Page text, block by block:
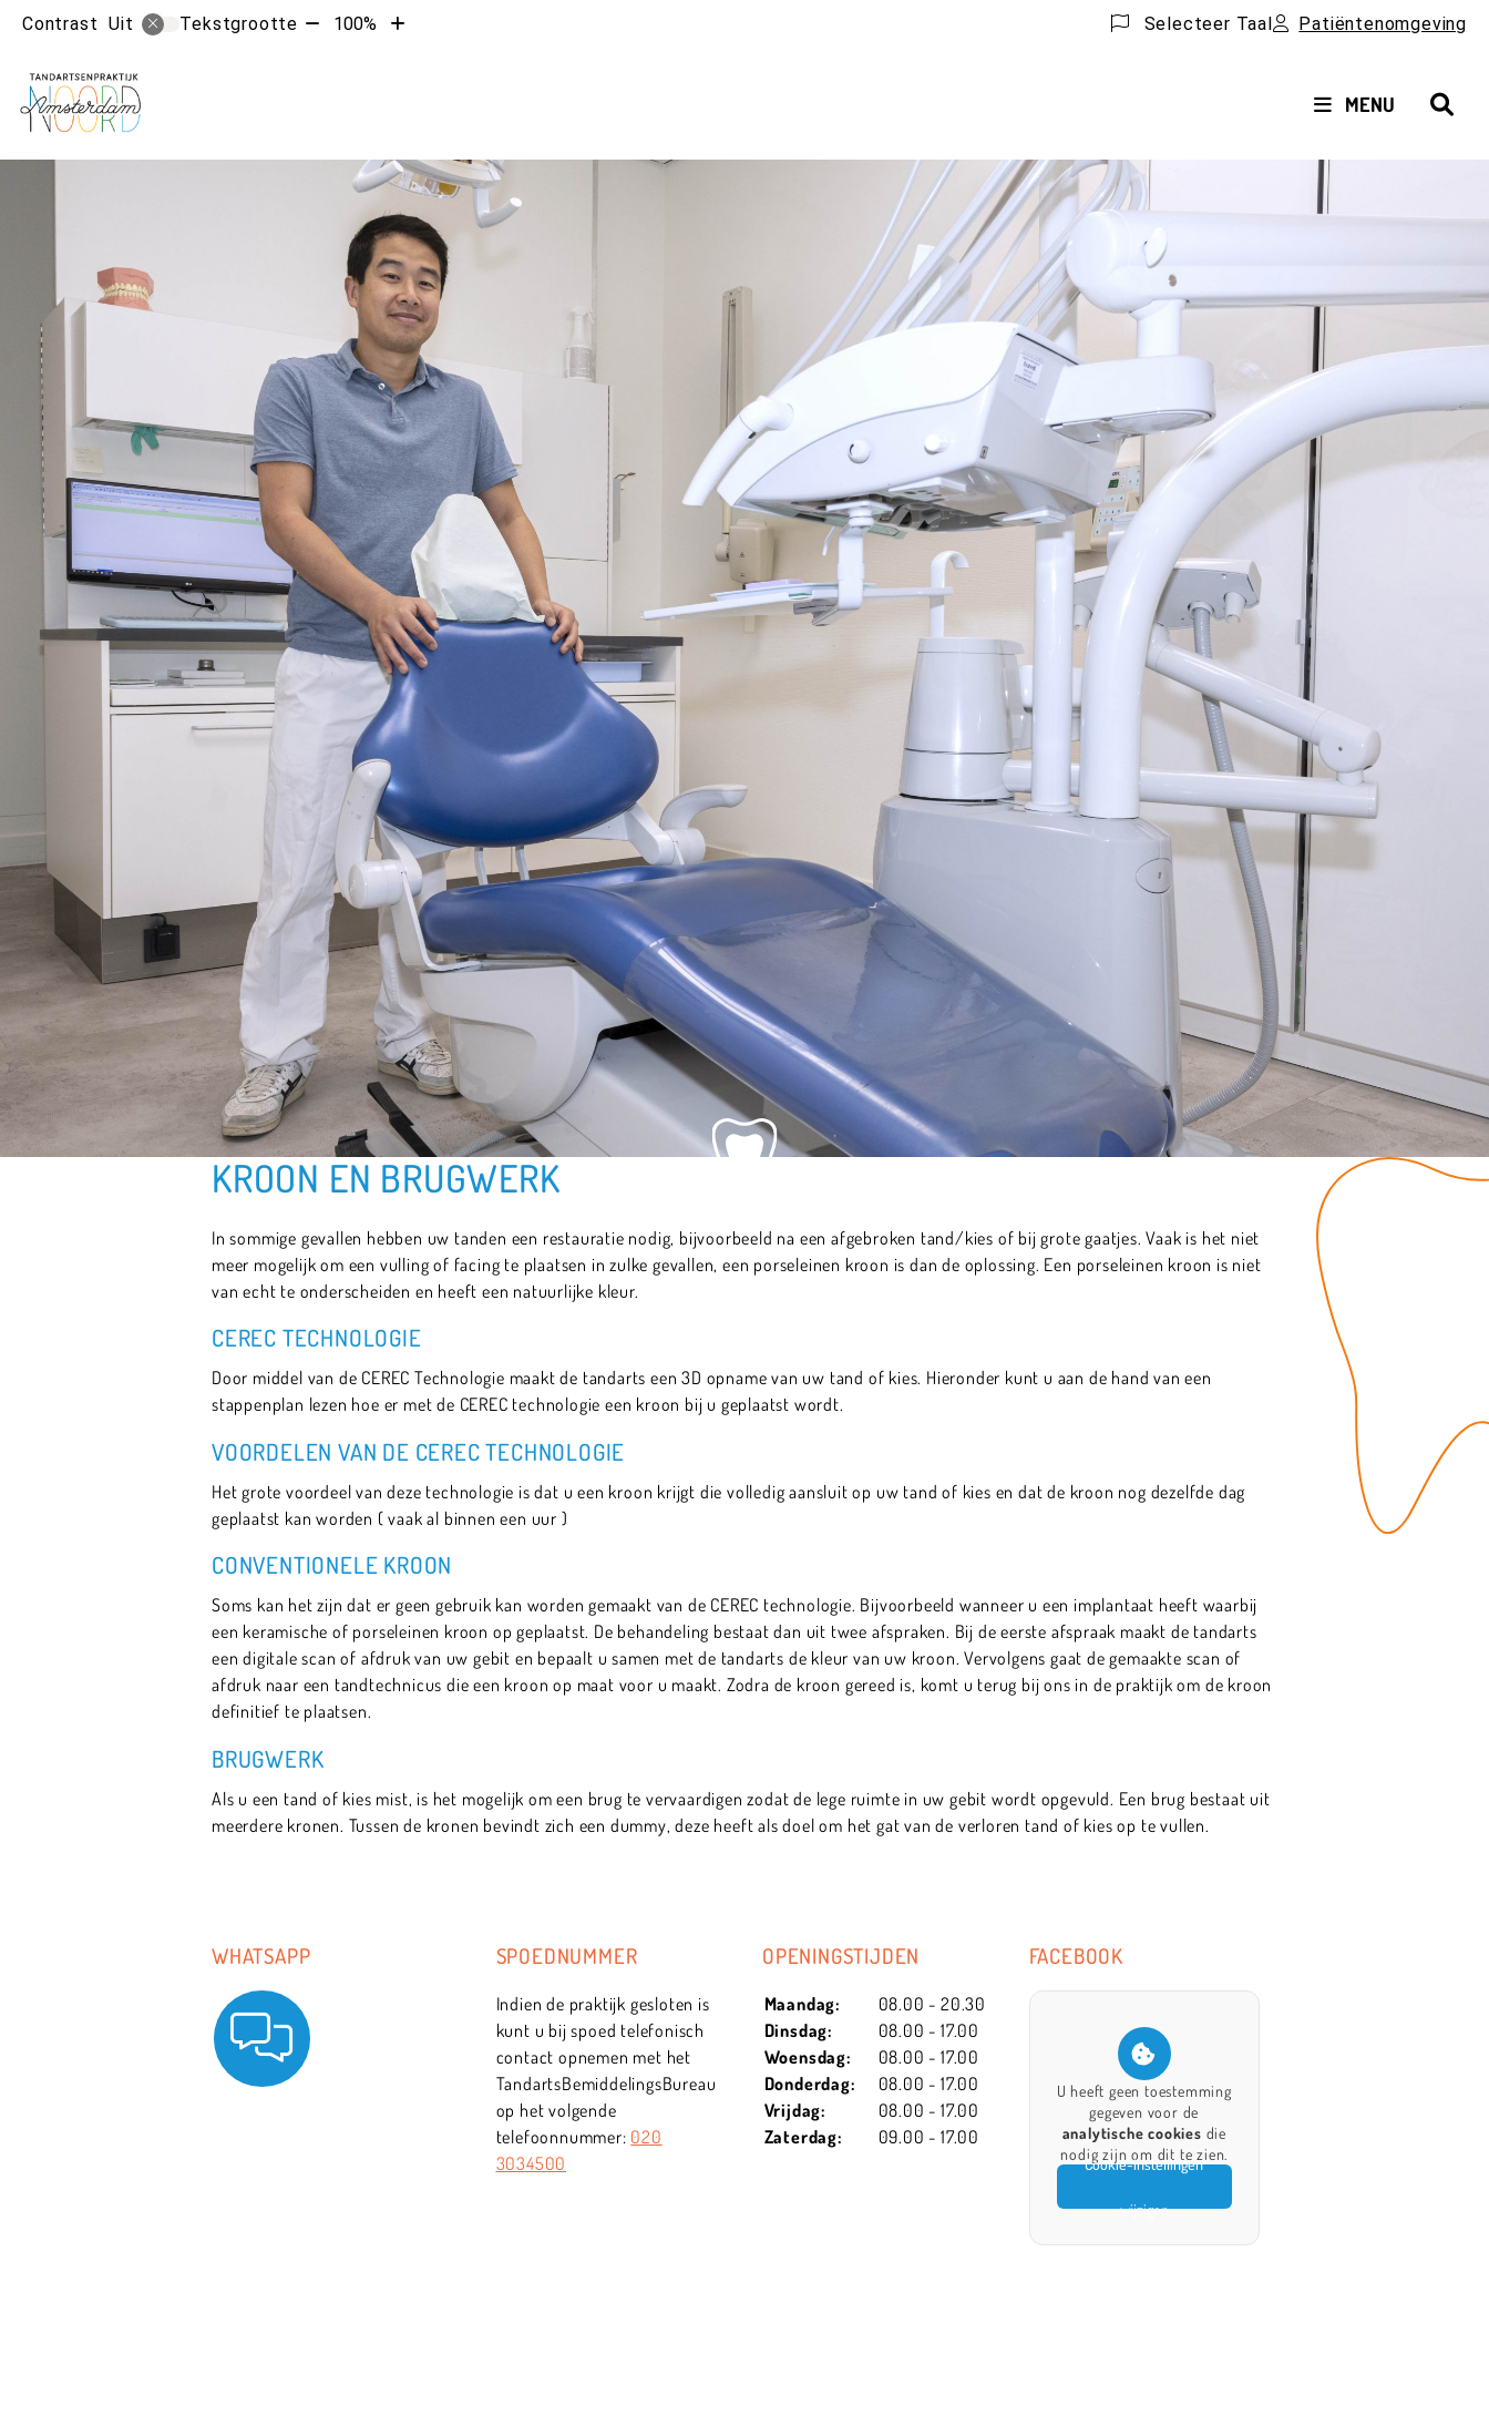
Contrast Uit Tekstgrootte Tekst100%
Tekst
Selecteer Taal Patiëntenomgeving
MENU
KROON EN BRUGWERK
In sommige gevallen hebben uw tanden een restauratie nodig, bijvoorbeeld na een afgebroken tand/kies of bij grote gaatjes. Vaak is het niet
meer mogelijk om een vulling of facing te plaatsen in zulke gevallen, een porseleinen kroon is dan de oplossing. Een porseleinen kroon is niet
van echt te onderscheiden en heeft een natuurlijke kleur.
CEREC TECHNOLOGIE
Door middel van de CEREC Technologie maakt de tandarts een 3D opname van uw tand of kies. Hieronder kunt u aan de hand van een
stappenplan lezen hoe er met de CEREC technologie een kroon bij u geplaatst wordt.
VOORDELEN VAN DE CEREC TECHNOLOGIE
Het grote voordeel van deze technologie is dat u een kroon krijgt die volledig aansluit op uw tand of kies en dat de kroon nog dezelfde dag
geplaatst kan worden ( vaak al binnen een uur )
CONVENTIONELE KROON
Soms kan het zijn dat er geen gebruik kan worden gemaakt van de CEREC technologie. Bijvoorbeeld wanneer u een implantaat heeft waarbij
een keramische of porseleinen kroon op geplaatst. De behandeling bestaat dan uit twee afspraken. Bij de eerste afspraak maakt de tandarts
een digitale scan of afdruk van uw gebit en bepaalt u samen met de tandarts de kleur van uw kroon. Vervolgens gaat de gemaakte scan of
afdruk naar een tandtechnicus die een kroon op maat voor u maakt. Zodra de kroon gereed is, komt u terug bij ons in de praktijk om de kroon
definitief te plaatsen.
BRUGWERK
Als u een tand of kies mist, is het mogelijk om een brug te vervaardigen zodat de lege ruimte in uw gebit wordt opgevuld. Een brug bestaat uit
meerdere kronen. Tussen de kronen bevindt zich een dummy, deze heeft als doel om het gat van de verloren tand of kies op te vullen.
WHATSAPP SPOEDNUMMER
Indien de praktijk gesloten is
kunt u bij spoed telefonisch
contact opnemen met het
TandartsBemiddelingsBureau
op het volgende
telefoonnummer: 020
3034500
OPENINGSTIJDEN
Maandag:
08.00 - 20.30
Dinsdag:
08.00 - 17.00
Woensdag:
08.00 - 17.00
Donderdag:
08.00 - 17.00
Vrijdag:
08.00 - 17.00
Zaterdag:
09.00 - 17.00
FACEBOOK
U heeft geen toestemming
gegeven voor de
analytische cookies die
nodig zijn om dit te zien.
Cookie-instellingen
wijzigen